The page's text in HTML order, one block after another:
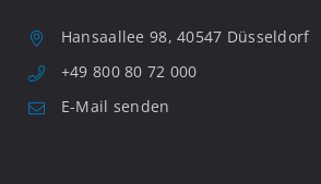
Hansaallee 98, 40547 Düsseldorf
+49 800 80 72 000
E-Mail senden